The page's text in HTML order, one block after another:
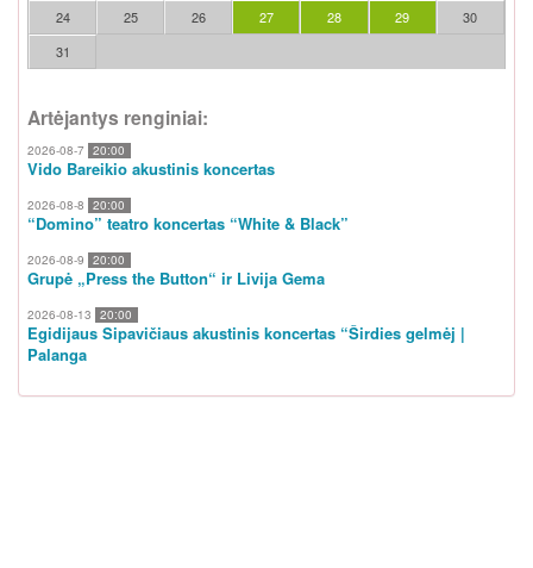
24
25 26 27 28 29
30
31
Artėjantys renginiai:
2026-08-7 20:00
Vido Bareikio akustinis koncertas
2026-08-8 20:00
“Domino” teatro koncertas “White & Black”
2026-08-9 20:00
Grupė „Press the Button“ ir Livija Gema
2026-08-13 20:00
Egidijaus Sipavičiaus akustinis koncertas “Širdies gelmėj |
Palanga